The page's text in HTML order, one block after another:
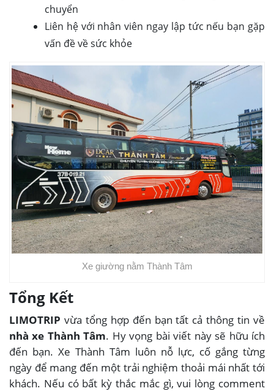
chuyển
Liên hệ với nhân viên ngay lập tức nếu bạn gặp
vấn đề về sức khỏe
Xe giường nằm Thành Tâm
Tổng Kết
LIMOTRIP vừa tổng hợp đến bạn tất cả thông tin về
nhà xe Thành Tâm. Hy vọng bài viết này sẽ hữu ích
đến bạn. Xe Thành Tâm luôn nỗ lực, cố gắng từng
ngày để mang đến một trải nghiệm thoải mái nhất tới
khách. Nếu có bất kỳ thắc mắc gì, vui lòng comment